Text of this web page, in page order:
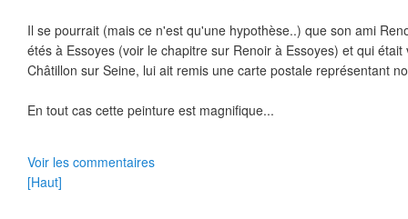
Il se pourrait (mais ce n'est qu'une hypothèse..) que son ami
étés à Essoyes (voir le chapitre sur Renoir à Essoyes) et qui
Châtillon sur Seine, lui ait remis une carte postale représentant
En tout cas cette peinture est magnifique...
Voir les commentaires
[Haut]